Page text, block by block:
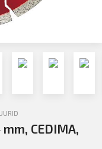
CEDIMA,